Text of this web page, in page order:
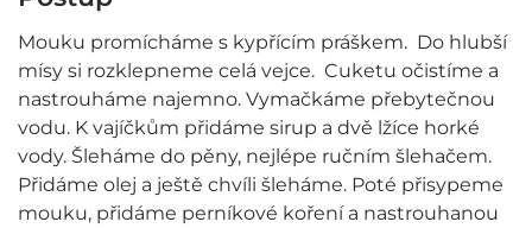
Mouku promícháme s kypřícím práškem. Do hlubší
mísy si rozklepneme celá vejce. Cuketu očistíme a
nastrouháme najemno. Vymačkáme přebytečnou
vodu. K vajíčkům přidáme sirup a dvě lžíce horké
vody. Šleháme do pěny, nejlépe ručním šlehačem.
Přidáme olej a ještě chvíli šleháme. Poté přisypeme
mouku, přidáme perníkové koření a nastrouhanou